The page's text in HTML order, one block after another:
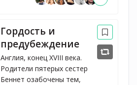
Гордость и
предубеждение
Англия, конец XVIII века.
Родители пятерых сестер
Беннет озабочены тем,